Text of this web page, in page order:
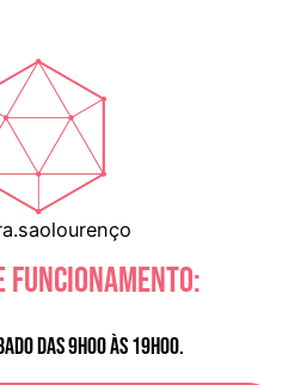
das 9h00 às 19h00.